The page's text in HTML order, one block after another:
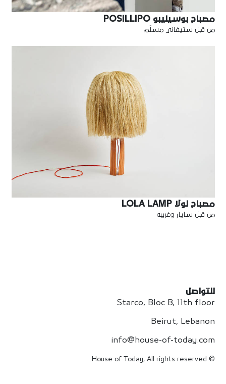
مصباح بوسيليبو POSILLIPO
من قبل ستيفاني مسلّم
مصباح لولا LOLA LAMP
من قبل سايار وغريبة
للتواصل
Starco, Bloc B, 11th floor
Beirut, Lebanon
info@house-of-today.com
© House of Today, All rights reserved.